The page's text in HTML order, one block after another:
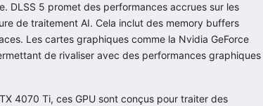
DLSS 5 promet des performances accrues sur les
de traitement AI. Cela inclut des memory buffers
Les cartes graphiques comme la Nvidia GeForce
de rivaliser avec des performances graphiques
4070 Ti, ces GPU sont conçus pour traiter des